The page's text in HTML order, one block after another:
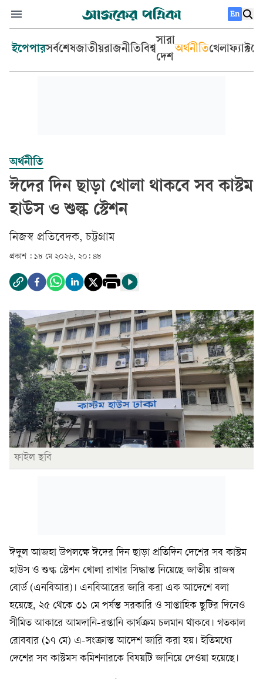
En
ইপেপারসর্বশেষজাতীয়রাজনীতিবিশ্ব
সারা
দেশ
অর্থনীতিখেলা
অর্থনীতি
ঈদের দিন ছাড়া খোলা থাকবে সব কাস্টম
হাউস ও শুল্ক স্টেশন
নিজস্ব প্রতিবেদক, চট্টগ্রাম
প্রকাশ : ১৮ মে ২০২৬, ২০: ৪৮
ফাইল ছবি
ঈদুল আজহা উপলক্ষে ঈদের দিন ছাড়া প্রতিদিন দেশের সব কাস্টম
হাউস ও শুল্ক স্টেশন খোলা রাখার সিদ্ধান্ত নিয়েছে জাতীয় রাজস্ব
বোর্ড (এনবিআর)। এনবিআরের জারি করা এক আদেশে বলা
হয়েছে, ২৫ থেকে ৩১ মে পর্যন্ত সরকারি ও সাপ্তাহিক ছুটির দিনেও
সীমিত আকারে আমদানি-রপ্তানি কার্যক্রম চলমান থাকবে। গতকাল
রোববার (১৭ মে) এ-সংক্রান্ত আদেশ জারি করা হয়। ইতিমধ্যে
দেশের সব কাস্টমস কমিশনারকে বিষয়টি জানিয়ে দেওয়া হয়েছে।